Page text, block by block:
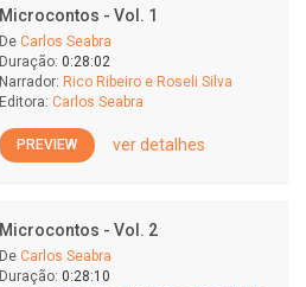
Microcontos - Vol. 1
De Carlos Seabra
Duração: 0:28:02
Narrador: Rico Ribeiro e Roseli Silva
Editora: Carlos Seabra
PREVIEW ver detalhes
Microcontos - Vol. 2
De Carlos Seabra
Duração: 0:28:10